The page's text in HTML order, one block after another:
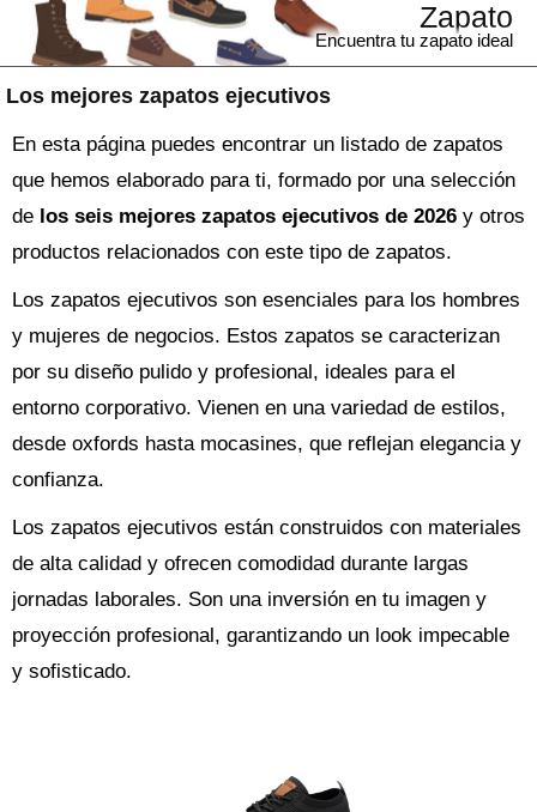
Los mejores zapatos ejecutivos
Zapato
Encuentra tu zapato ideal
En esta página puedes encontrar un listado de zapatos
que hemos elaborado para ti, formado por una selección
de los seis mejores zapatos ejecutivos de 2026 y otros
productos relacionados con este tipo de zapatos.
Los zapatos ejecutivos son esenciales para los hombres
y mujeres de negocios. Estos zapatos se caracterizan
por su diseño pulido y profesional, ideales para el
entorno corporativo. Vienen en una variedad de estilos,
desde oxfords hasta mocasines, que reflejan elegancia y
confianza.
Los zapatos ejecutivos están construidos con materiales
de alta calidad y ofrecen comodidad durante largas
jornadas laborales. Son una inversión en tu imagen y
proyección profesional, garantizando un look impecable
y sofisticado.